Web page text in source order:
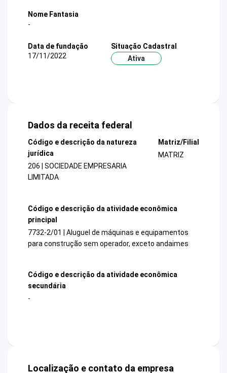
Nome Fantasia
-
Data de fundação
17/11/2022
Situação Cadastral
Ativa
Dados da receita federal
Código e descrição da natureza
jurídica
206 | SOCIEDADE EMPRESARIA
LIMITADA
Matriz/Filial
MATRIZ
Código e descrição da atividade econômica
principal
7732-2/01 | Aluguel de máquinas e equipamentos
para construção sem operador, exceto andaimes
Código e descrição da atividade econômica
secundária
-
Localização e contato da empresa